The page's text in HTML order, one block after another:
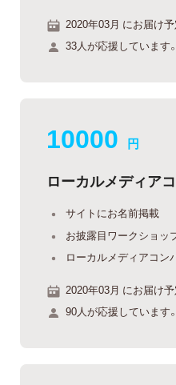
2020年03月 にお届け予
33人が応援しています。
10000 円
ローカルメディア
サイトにお名前掲載
お披露目ワークショッ
ローカルメディアコン
2020年03月 にお届け予
90人が応援しています。